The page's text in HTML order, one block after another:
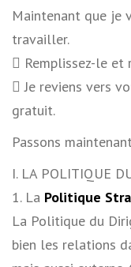
Maintenant que je
travailler.
 Remplissez-le et
 Je reviens vers
gratuit.
Passons
I. LA POLITIQUE
1. La Politique
La Politique du
bien les relations